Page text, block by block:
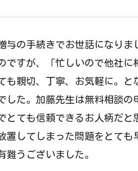
の手続きでお世話になりま
ですが、「忙しいので他社に
も親切、丁寧、お気軽に。と
した。加藤先生は無料相談の
とても信頼できるお人柄だと
置してしまった問題をとても
難うございました。